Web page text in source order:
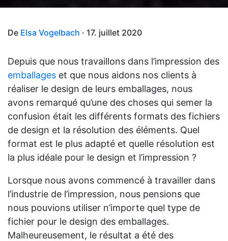
De Elsa Vogelbach · 17. juillet 2020
Depuis que nous travaillons dans l’impression des
emballages et que nous aidons nos clients à
réaliser le design de leurs emballages, nous
avons remarqué qu’une des choses qui semer la
confusion était les différents formats des fichiers
de design et la résolution des éléments. Quel
format est le plus adapté et quelle résolution est
la plus idéale pour le design et l’impression ?
Lorsque nous avons commencé à travailler dans
l’industrie de l’impression, nous pensions que
nous pouvions utiliser n’importe quel type de
fichier pour le design des emballages.
Malheureusement, le résultat a été des